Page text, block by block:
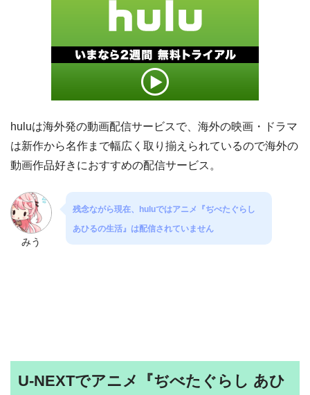
huluは海外発の動画配信サービスで、海外の映画・ドラマ
は新作から名作まで幅広く取り揃えられているので海外の
動画作品好きにおすすめの配信サービス。
みう
残念ながら現在、huluではアニメ『ぢべたぐらし
あひるの生活』は配信されていません
U-NEXTでアニメ『ぢべたぐらし あひ